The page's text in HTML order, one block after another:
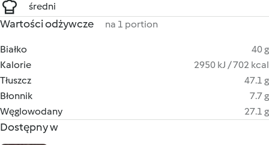
średni
Wartości odżywcze na 1 portion
Białko
40 g
Kalorie
2950 kJ / 702 kcal
Tłuszcz
47.1 g
Błonnik
7.7 g
Węglowodany
27.1 g
Dostępny w